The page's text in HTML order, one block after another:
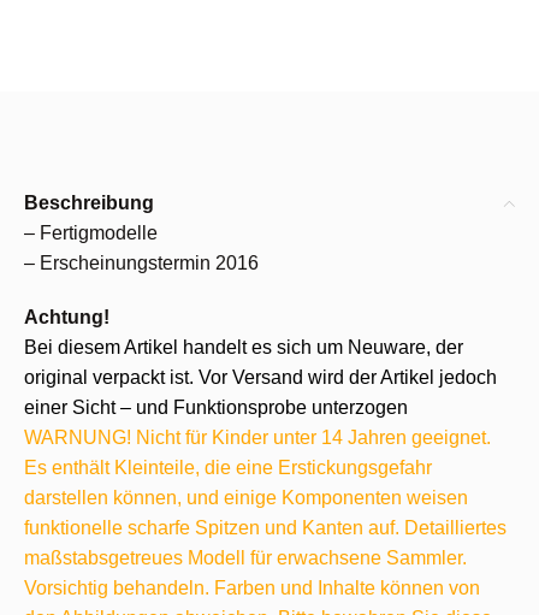
Beschreibung
– Fertigmodelle
– Erscheinungstermin 2016
Achtung!
Bei diesem Artikel handelt es sich um Neuware, der
original verpackt ist. Vor Versand wird der Artikel jedoch
einer Sicht – und Funktionsprobe unterzogen
WARNUNG! Nicht für Kinder unter 14 Jahren geeignet.
Es enthält Kleinteile, die eine Erstickungsgefahr
darstellen können, und einige Komponenten weisen
funktionelle scharfe Spitzen und Kanten auf. Detailliertes
maßstabsgetreues Modell für erwachsene Sammler.
Vorsichtig behandeln. Farben und Inhalte können von